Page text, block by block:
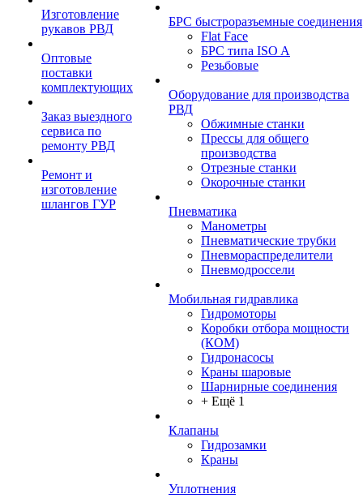
Изготовление
рукавов РВД
Оптовые
поставки
комплектующих
Заказ выездного
сервиса по
ремонту РВД
Ремонт и
изготовление
шлангов ГУР
БРС быстроразъемные соединения
Flat Face
БРС типа ISO A
Резьбовые
Оборудование для производства
РВД
Обжимные станки
Прессы для общего
производства
Отрезные станки
Окорочные станки
Пневматика
Манометры
Пневматические трубки
Пневмораспределители
Пневмодроссели
Мобильная гидравлика
Гидромоторы
Коробки отбора мощности
(КОМ)
Гидронасосы
Краны шаровые
Шарнирные соединения
+ Ещё 1
Клапаны
Гидрозамки
Краны
Уплотнения